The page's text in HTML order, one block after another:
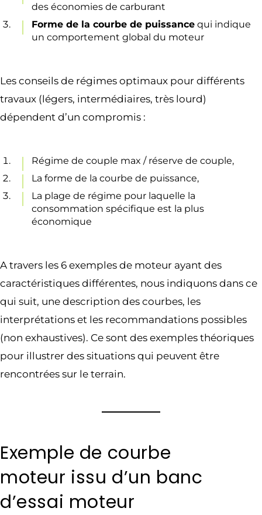
des économies de carburant
Forme de la courbe de puissance qui indique
un comportement global du moteur
Les conseils de régimes optimaux pour différents
travaux (légers, intermédiaires, très lourd)
dépendent d’un compromis :
Régime de couple max / réserve de couple,
La forme de la courbe de puissance,
La plage de régime pour laquelle la
consommation spécifique est la plus
économique
A travers les 6 exemples de moteur ayant des
caractéristiques différentes, nous indiquons dans ce
qui suit, une description des courbes, les
interprétations et les recommandations possibles
(non exhaustives). Ce sont des exemples théoriques
pour illustrer des situations qui peuvent être
rencontrées sur le terrain.
Exemple de courbe
moteur issu d’un banc
d’essai moteur